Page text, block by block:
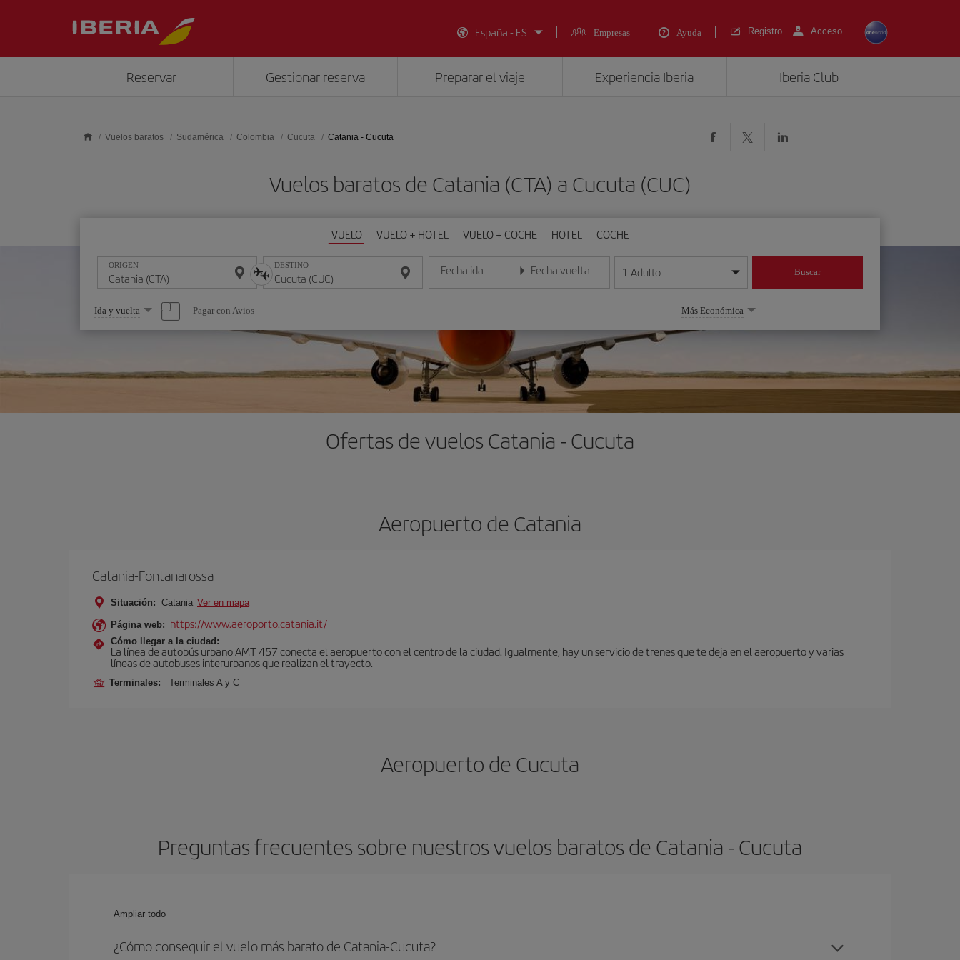
España - ES
Empresas Ayuda Registro Acceso
Reservar Gestionar reserva Preparar el viaje Experiencia Iberia Iberia Club
Vuelos baratos Sudamérica Colombia Cucuta Catania - Cucuta
Vuelos baratos de Catania (CTA) a Cucuta (CUC)
VUELO VUELO + HOTEL VUELO + COCHE HOTEL COCHE
ORIGEN DESTINO Fecha ida
Introduce la fecha en formato día/mes/año
Fecha vuelta
Introduce la fecha en formato día/mes/año
1 Adulto Buscar
Seleccione
una
opción
Ida y vuelta Pagar con Avios Más Económica
Ofertas de vuelos Catania - Cucuta
Aeropuerto de Catania
Catania-Fontanarossa
Situación: Catania Ver en mapa
Página web: https://www.aeroporto.catania.it/
Cómo llegar a la ciudad:
La línea de autobús urbano AMT 457 conecta el aeropuerto con el centro de la ciudad. Igualmente, hay un servicio de trenes que te deja en el aeropuerto y varias
líneas de autobuses interurbanos que realizan el trayecto.
Terminales: Terminales A y C
Aeropuerto de Cucuta
Preguntas frecuentes sobre nuestros vuelos baratos de Catania - Cucuta
Ampliar todo
¿Cómo conseguir el vuelo más barato de Catania-Cucuta?